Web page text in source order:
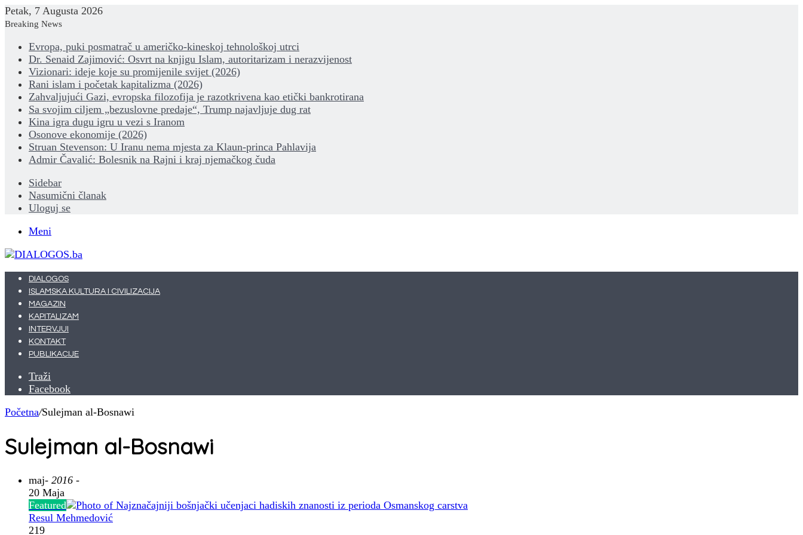
Petak, 7 Augusta 2026
Breaking News
Evropa, puki posmatrač u američko-kineskoj tehnološkoj utrci
Dr. Senaid Zajimović: Osvrt na knjigu Islam, autoritarizam i nerazvijenost
Vizionari: ideje koje su promijenile svijet (2026)
Rani islam i početak kapitalizma (2026)
Zahvaljujući Gazi, evropska filozofija je razotkrivena kao etički bankrotirana
Sa svojim ciljem „bezuslovne predaje“, Trump najavljuje dug rat
Kina igra dugu igru u vezi s Iranom
Osonove ekonomije (2026)
Struan Stevenson: U Iranu nema mjesta za Klaun-princa Pahlavija
Admir Čavalić: Bolesnik na Rajni i kraj njemačkog čuda
Sidebar
Nasumični članak
Uloguj se
Meni
DIALOGOS
ISLAMSKA KULTURA I CIVILIZACIJA
MAGAZIN
KAPITALIZAM
INTERVJUI
KONTAKT
PUBLIKACIJE
Traži
Facebook
Početna/Sulejman al-Bosnawi
Sulejman al-Bosnawi
maj- 2016 -
20 Maja
Featured
Resul Mehmedović
219